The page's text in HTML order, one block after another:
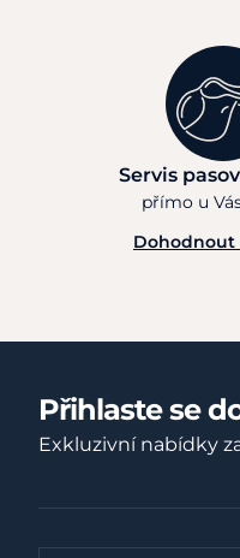
Servis
přímo u
Dohodnout
Přihlaste se
Exkluzivní nabídky